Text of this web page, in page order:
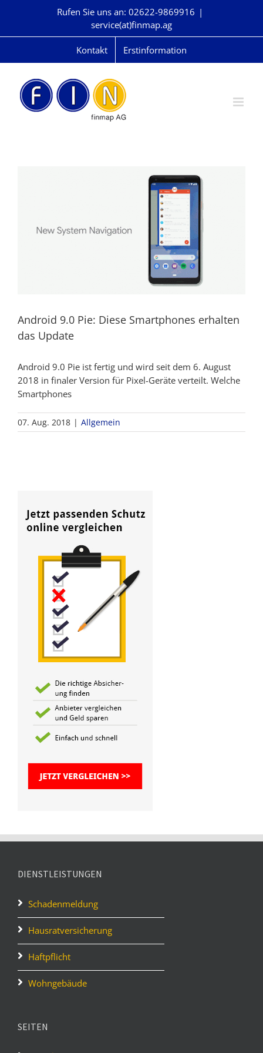
Rufen Sie uns an: 02622-9869916 |
service(at)finmap.ag
Kontakt Erstinformation
Android 9.0 Pie: Diese Smartphones erhalten
das Update
Android 9.0 Pie ist fertig und wird seit dem 6. August
2018 in finaler Version für Pixel-Geräte verteilt. Welche
Smartphones
07. Aug. 2018 | Allgemein
DIENSTLEISTUNGEN
Schadenmeldung
Hausratversicherung
Haftpflicht
Wohngebäude
SEITEN